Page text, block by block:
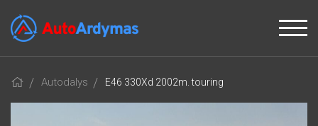
Autodalys E46 330Xd 2002m. touring